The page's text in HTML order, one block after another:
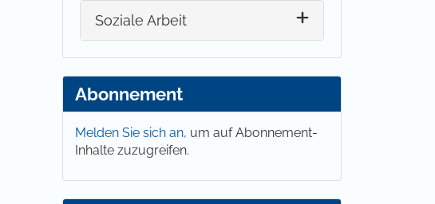
Soziale Arbeit
Abonnement
Melden Sie sich an, um auf Abonnement-
Inhalte zuzugreifen.